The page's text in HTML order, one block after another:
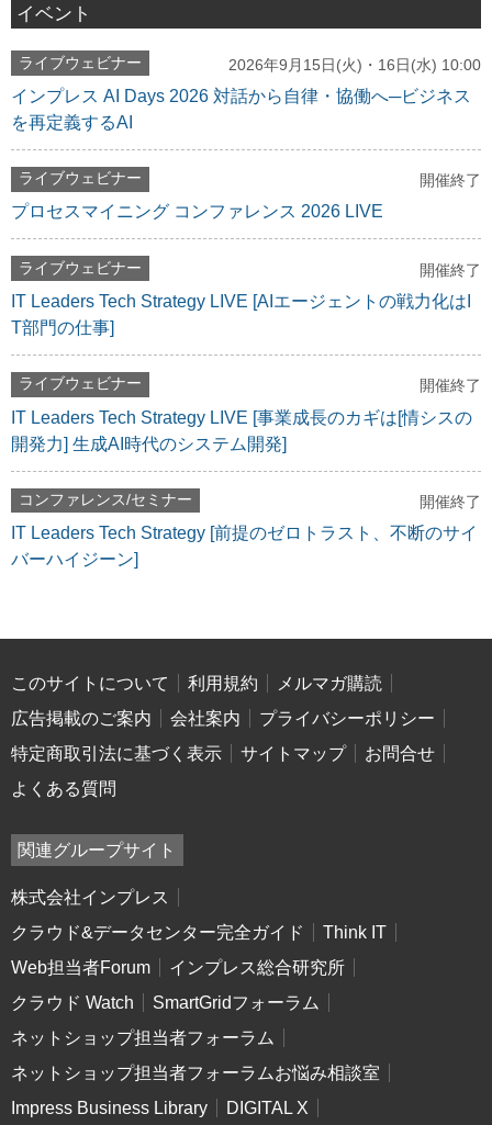
イベント
ライブウェビナー 2026年9月15日(火)・16日(水) 10:00
インプレス AI Days 2026 対話から自律・協働へ─ビジネス
を再定義するAI
ライブウェビナー 開催終了
プロセスマイニング コンファレンス 2026 LIVE
ライブウェビナー 開催終了
IT Leaders Tech Strategy LIVE [AIエージェントの戦力化はI
T部門の仕事]
ライブウェビナー 開催終了
IT Leaders Tech Strategy LIVE [事業成長のカギは[情シスの
開発力] 生成AI時代のシステム開発]
コンファレンス/セミナー 開催終了
IT Leaders Tech Strategy [前提のゼロトラスト、不断のサイ
バーハイジーン]
このサイトについて 利用規約
メルマガ購読
広告掲載のご案内
会社案内
プライバシーポリシー
特定商取引法に基づく表示
サイトマップ
お問合せ
よくある質問
関連グループサイト
株式会社インプレス
クラウド&データセンター完全ガイド
Think IT
Web担当者Forum
インプレス総合研究所
クラウド Watch
SmartGridフォーラム
ネットショップ担当者フォーラム
ネットショップ担当者フォーラムお悩み相談室
Impress Business Library
DIGITAL X